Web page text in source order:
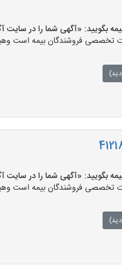
«آگهی شما را در سایت آگهی بیمه
تخصصی فروشندگان بیمه است
«آگهی شما را در سایت آگهی بیمه
تخصصی فروشندگان بیمه است